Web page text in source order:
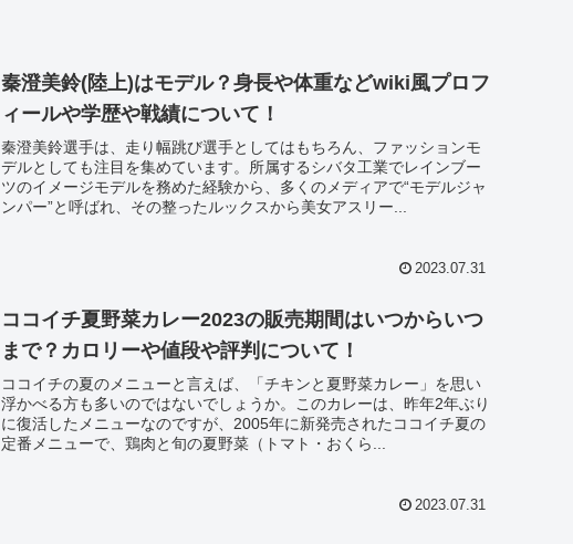
秦澄美鈴(陸上)はモデル？身長や体重などwiki風プロフ
ィールや学歴や戦績について！
秦澄美鈴選手は、走り幅跳び選手としてはもちろん、ファッションモ
デルとしても注目を集めています。所属するシバタ工業でレインブー
ツのイメージモデルを務めた経験から、多くのメディアで“モデルジャ
ンパー”と呼ばれ、その整ったルックスから美女アスリー...
2023.07.31
ココイチ夏野菜カレー2023の販売期間はいつからいつ
まで？カロリーや値段や評判について！
ココイチの夏のメニューと言えば、「チキンと夏野菜カレー」を思い
浮かべる方も多いのではないでしょうか。このカレーは、昨年2年ぶり
に復活したメニューなのですが、2005年に新発売されたココイチ夏の
定番メニューで、鶏肉と旬の夏野菜（トマト・おくら...
2023.07.31